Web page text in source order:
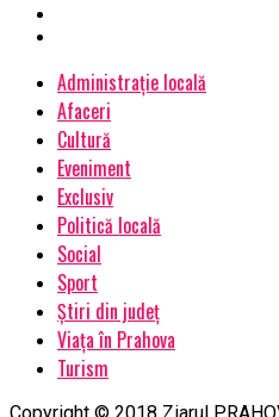
Administrație locală
Afaceri
Cultură
Eveniment
Exclusiv
Politică locală
Social
Sport
Știri din județ
Viața în Prahova
Turism